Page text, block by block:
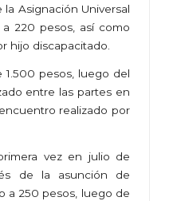
la Asignación Universal
220 pesos, así como
hijo discapacitado.
1.500 pesos, luego del
entre las partes en
realizado por
vez en julio de
de la asunción de
a 250 pesos, luego de